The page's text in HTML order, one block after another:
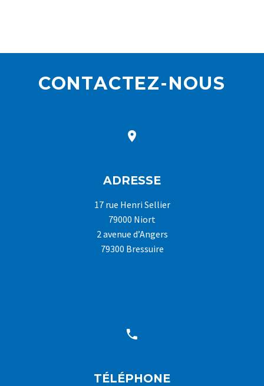
CONTACTEZ-NOUS


ADRESSE
17 rue Henri Sellier
79000 Niort
2 avenue d’Angers
79300 Bressuire


TÉLÉPHONE